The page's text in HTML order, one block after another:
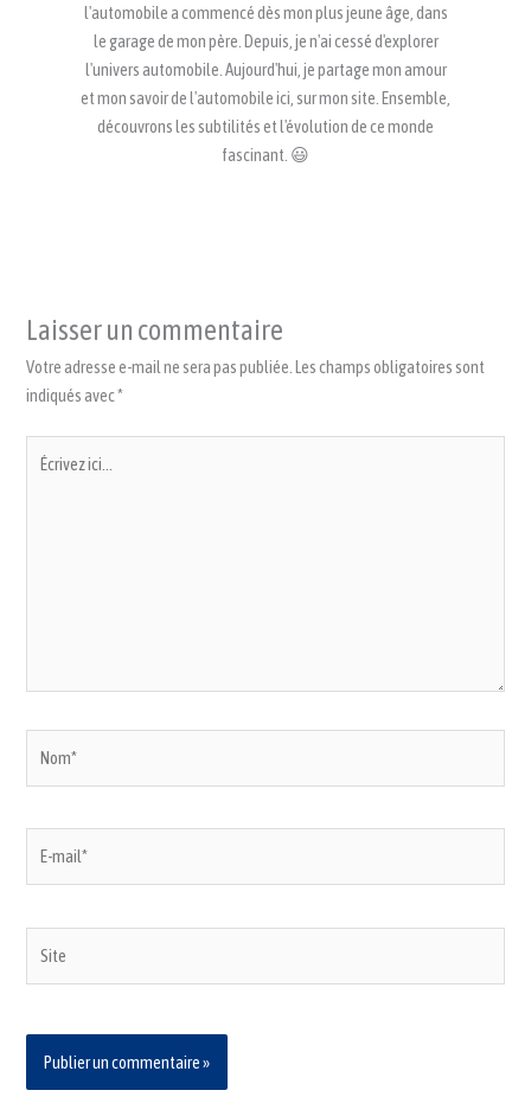
l'automobile a commencé dès mon plus jeune âge, dans
le garage de mon père. Depuis, je n'ai cessé d'explorer
l'univers automobile. Aujourd'hui, je partage mon amour
et mon savoir de l'automobile ici, sur mon site. Ensemble,
découvrons les subtilités et l'évolution de ce monde
fascinant. 😃
Laisser un commentaire
Votre adresse e-mail ne sera pas publiée. Les champs obligatoires sont
indiqués avec*
ici…
mail*